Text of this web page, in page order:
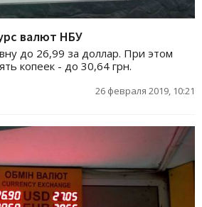
валют НБУ
до 26,99 за доллар. При этом
копеек - до 30,64 грн.
26 февраля 2019, 10:21